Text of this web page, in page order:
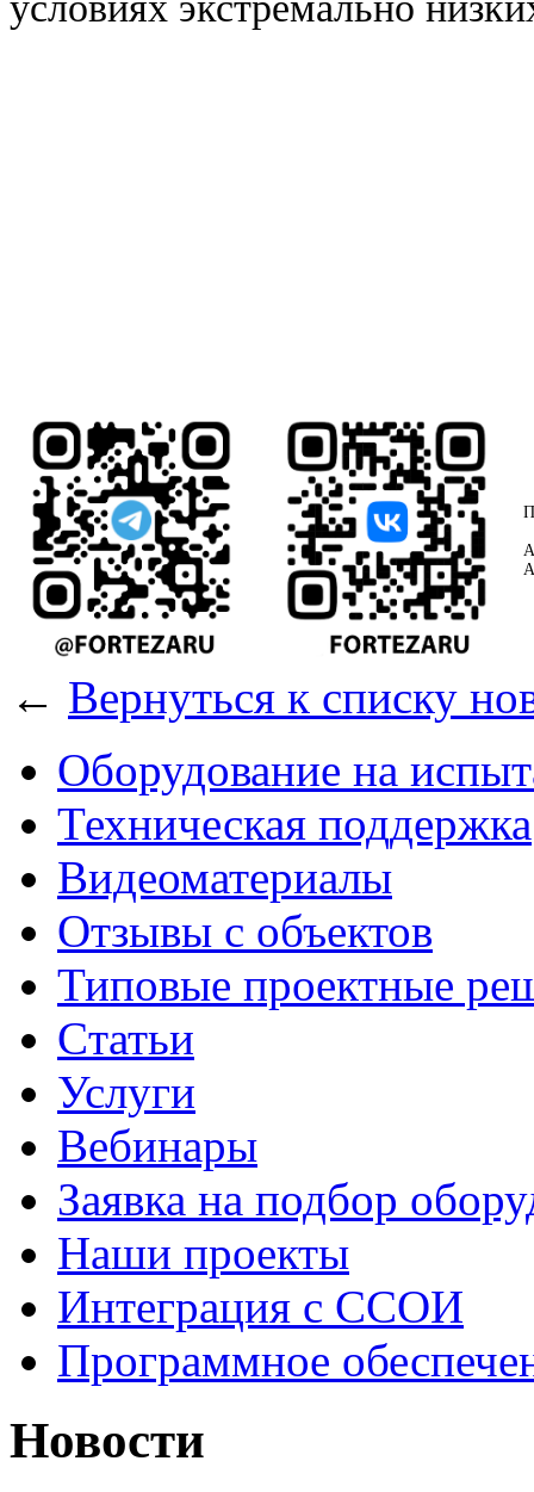
← Вернуться к списку
Оборудование на
Техническая поддержка
Видеоматериалы
Отзывы с объектов
Типовые проектные
Cтатьи
Услуги
Вебинары
Заявка на подбор
Наши проекты
Интеграция с ССОИ
Программное
Новости